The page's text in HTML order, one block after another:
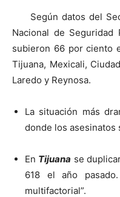
Según datos del
Nacional de Seguridad
subieron 66 por ciento
Tijuana, Mexicali,
Laredo y Reynosa.
La situación más
donde los asesinatos
En Tijuana se
618 el año
multifactorial”.